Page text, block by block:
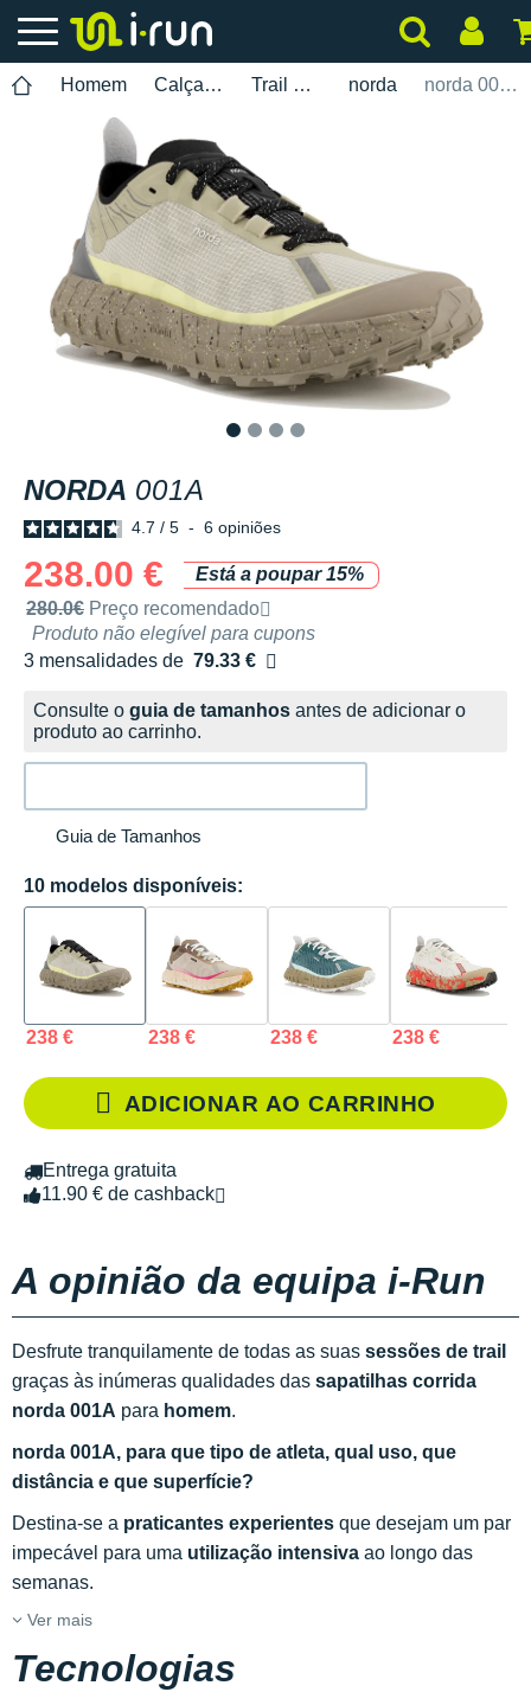
Homem Calçados Trail Running norda norda 001A
NORDA 001A
4.7 / 5 - 6 opiniões
238.00 €
Está a poupar 15%
Preço de venda recomendado pela marca
280.0€ Preço recomendado
Produto não elegível para cupons
3 mensalidades de 79.33 €
sem custos
Consulte o guia de tamanhos antes de adicionar o
produto ao carrinho.
Guia de Tamanhos
10 modelos disponíveis:
238 € 238 € 238 € 238 €
ADICIONAR AO CARRINHO
Entrega gratuita
11.90 € de cashback
A opinião da equipa i-Run
Desfrute tranquilamente de todas as suas sessões de trail
graças às inúmeras qualidades das sapatilhas corrida
norda 001A para homem.
norda 001A, para que tipo de atleta, qual uso, que
distância e que superfície?
Destina-se a praticantes experientes que desejam um par
impecável para uma utilização intensiva ao longo das
semanas.
Ver mais
Tecnologias